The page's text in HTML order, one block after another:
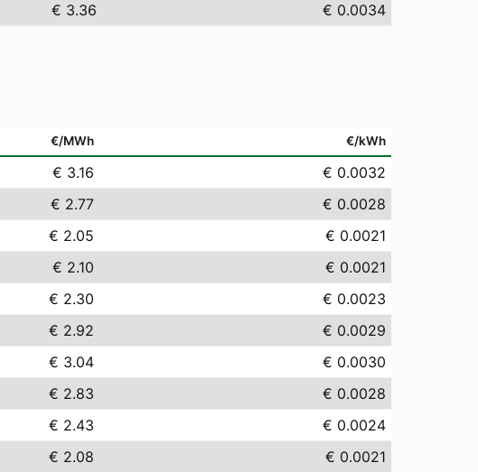
€ 3.36 € 0.0034
€/MWh €/kWh
€ 3.16
€ 0.0032
€ 2.77
€ 0.0028
€ 2.05
€ 0.0021
€ 2.10
€ 0.0021
€ 2.30
€ 0.0023
€ 2.92
€ 0.0029
€ 3.04
€ 0.0030
€ 2.83
€ 0.0028
€ 2.43
€ 0.0024
€ 2.08
€ 0.0021